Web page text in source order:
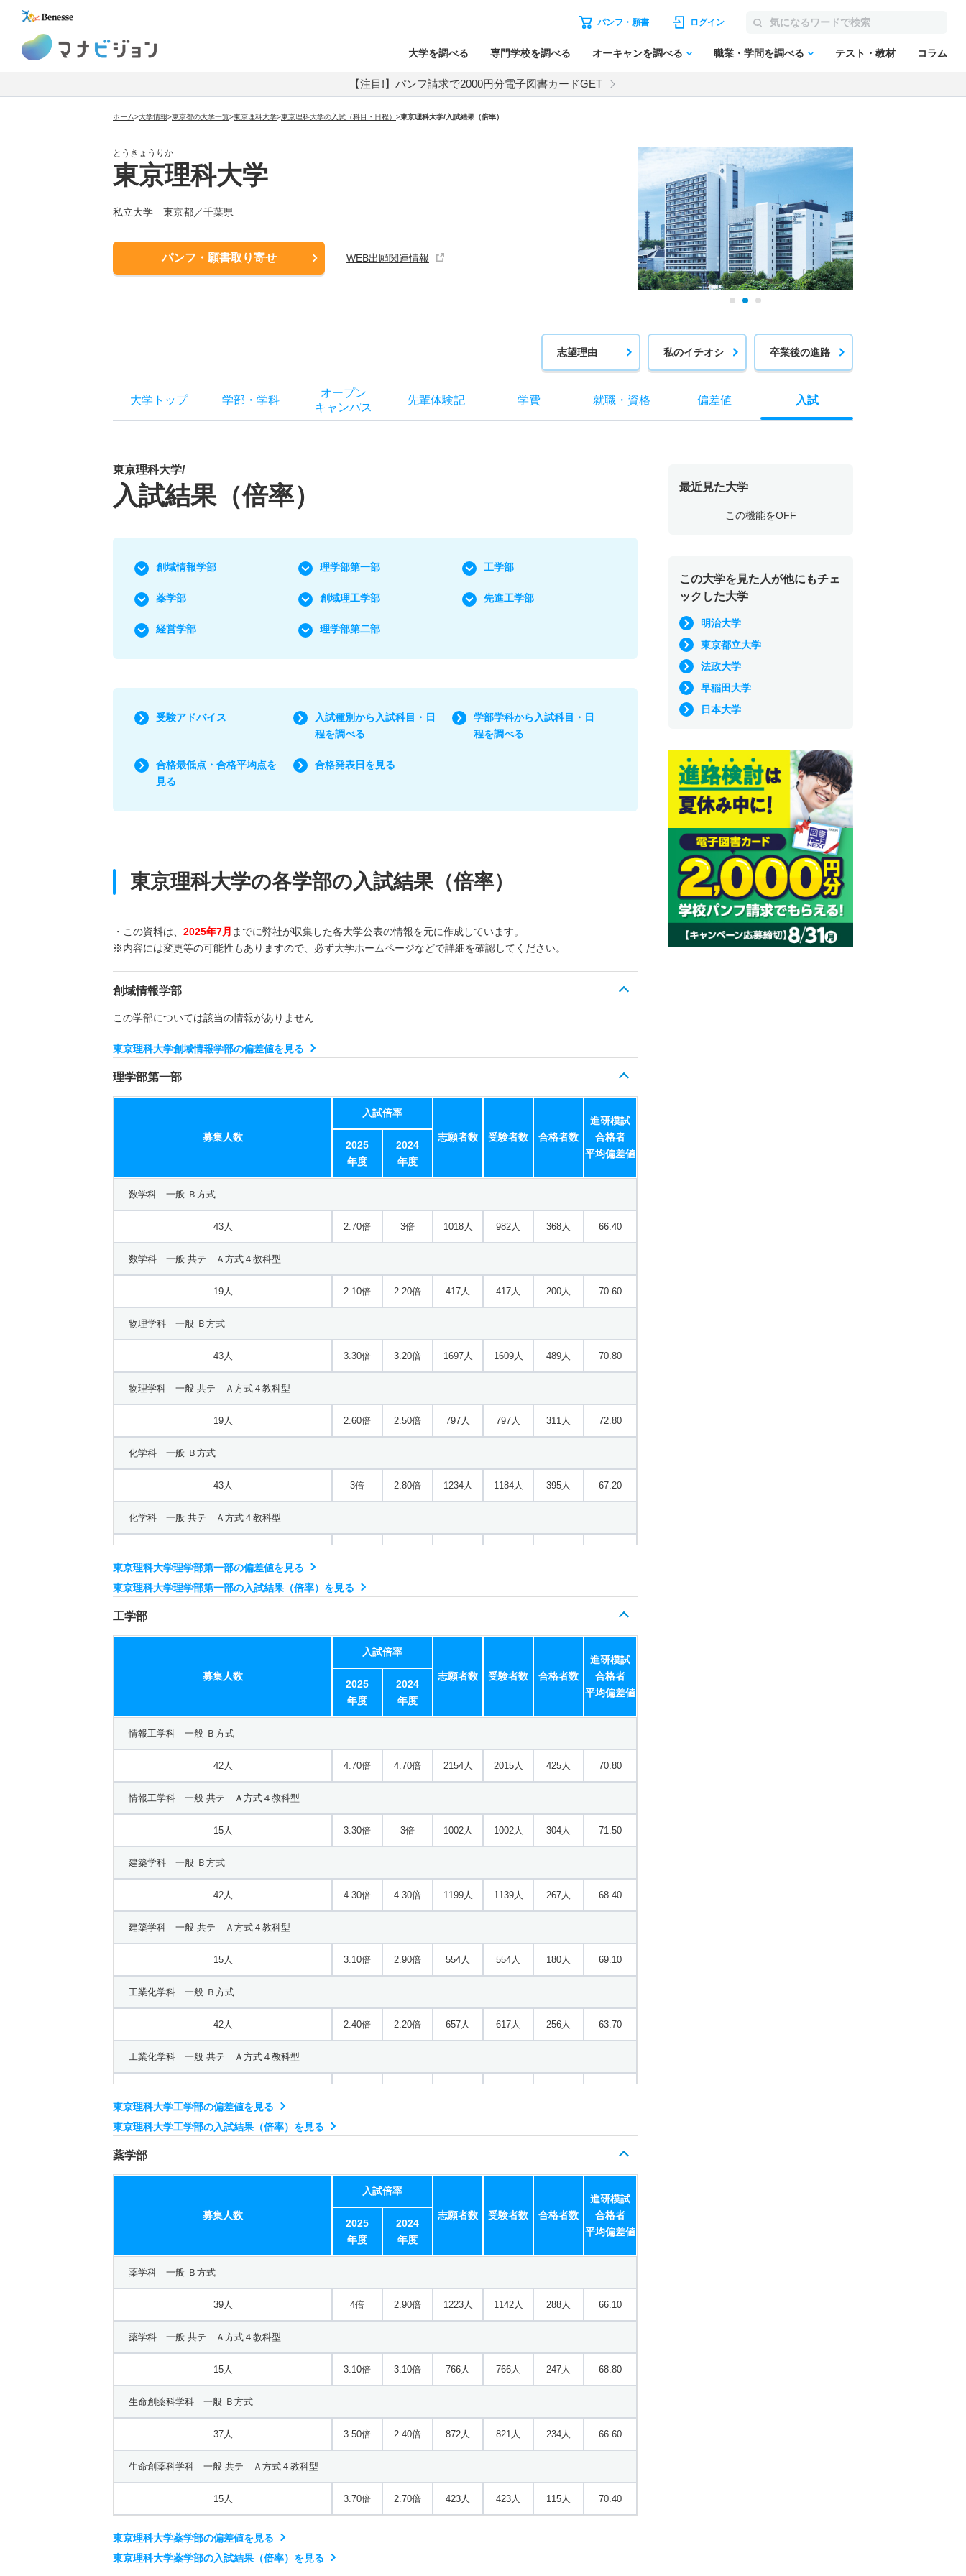
パンフ・願書 ログイン
大学を調べる 専門学校を調べる オーキャンを調べる 職業・学問を調べる テスト・教材 コラム
【注目!】パンフ請求で2000円分電子図書カードGET
ホーム>大学情報>東京都の大学一覧>東京理科大学>東京理科大学の入試（科目・日程） >東京理科大学/入試結果（倍率）
とうきょうりか
東京理科大学
私立大学 東京都／千葉県
パンフ・願書取り寄せ WEB出願関連情報
志望理由 私のイチオシ 卒業後の進路
大学トップ 学部 ・ 学科
オープン
キャンパス
先輩体験記 学費 就職・ 資格 偏差値 入試
東京理科大学/
入試結果（倍率）
創域情報学部 理学部第一部 工学部
薬学部 創域理工学部 先進工学部
経営学部 理学部第二部
受験アドバイス
入試種別から入試科目・日
程を調べる
学部学科から入試科目・日
程を調べる
合格最低点・合格平均点を
見る
合格発表日を見る
東京理科大学の各学部の入試結果（倍率）
・この資料は、 2025年7月 までに弊社が収集した各大学公表の情報を元に作成しています。
※内容には変更等の可能性もありますので、必ず大学ホームページなどで詳細を確認してください。
創域情報学部
この学部については該当の情報がありません
東京理科大学創域情報学部の偏差値を見る
理学部第一部
募集人数
入試倍率
志願者数 受験者数 合格者数
進研模試
合格者
平均偏差値
2025
年度
2024
年度
数学科 一般 Ｂ方式
43人 2.70倍 3倍 1018人 982人 368人 66.40
数学科 一般 共テ Ａ方式４教科型
19人 2.10倍 2.20倍 417人 417人 200人 70.60
物理学科 一般 Ｂ方式
43人 3.30倍 3.20倍 1697人 1609人 489人 70.80
物理学科 一般 共テ Ａ方式４教科型
19人 2.60倍 2.50倍 797人 797人 311人 72.80
化学科 一般 Ｂ方式
43人 3倍 2.80倍 1234人 1184人 395人 67.20
化学科 一般 共テ Ａ方式４教科型
応用数学科 一般 Ｂ方式
63.80
20人 2.60倍 1.90倍 322人 322人 125人 67.30
東京理科大学理学部第一部の偏差値を見る
東京理科大学理学部第一部の入試結果（倍率）を見る
工学部
募集人数
入試倍率
志願者数 受験者数 合格者数
進研模試
合格者
平均偏差値
2025
年度
2024
年度
情報工学科 一般 Ｂ方式
42人 4.70倍 4.70倍 2154人 2015人 425人 70.80
情報工学科 一般 共テ Ａ方式４教科型
15人 3.30倍 3倍 1002人 1002人 304人 71.50
建築学科 一般 Ｂ方式
42人 4.30倍 4.30倍 1199人 1139人 267人 68.40
建築学科 一般 共テ Ａ方式４教科型
15人 3.10倍 2.90倍 554人 554人 180人 69.10
工業化学科 一般 Ｂ方式
42人 2.40倍 2.20倍 657人 617人 256人 63.70
工業化学科 一般 共テ Ａ方式４教科型
電気工学科 一般 Ｂ方式
67.80
15人 2.30倍 2.20倍 312人 312人 138人 69.90
東京理科大学工学部の偏差値を見る
東京理科大学工学部の入試結果（倍率）を見る
薬学部
募集人数
入試倍率
志願者数 受験者数 合格者数
進研模試
合格者
平均偏差値
2025
年度
2024
年度
薬学科 一般 Ｂ方式
39人 4倍 2.90倍 1223人 1142人 288人 66.10
薬学科 一般 共テ Ａ方式４教科型
15人 3.10倍 3.10倍 766人 766人 247人 68.80
生命創薬科学科 一般 Ｂ方式
37人 3.50倍 2.40倍 872人 821人 234人 66.60
生命創薬科学科 一般 共テ Ａ方式４教科型
15人 3.70倍 2.70倍 423人 423人 115人 70.40
東京理科大学薬学部の偏差値を見る
東京理科大学薬学部の入試結果（倍率）を見る
最近見た大学
この機能をOFF
この大学を見た人が他にもチェ
ックした大学
明治大学
東京都立大学
法政大学
早稲田大学
日本大学